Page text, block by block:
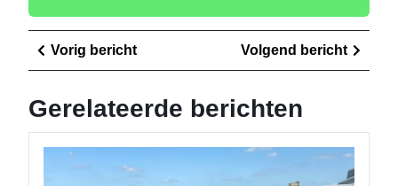
Berichtnavigatie
Vorig berichtVorig
bericht
Volgend bericht
bericht
Gerelateerde berichten